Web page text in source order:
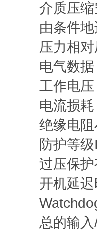
介质压
由条件
压力相
电气数据
工作电
电流损
绝缘电
防护等级
过压保护
开机延
总的输